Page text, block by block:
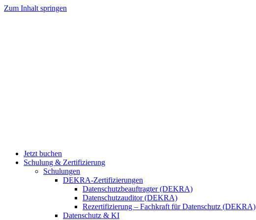
Zum Inhalt springen
Jetzt buchen
Schulung & Zertifizierung
Schulungen
DEKRA-Zertifizierungen
Datenschutzbeauftragter (DEKRA)
Datenschutzauditor (DEKRA)
Rezertifizierung – Fachkraft für Datenschutz (DEKRA)
Datenschutz & KI